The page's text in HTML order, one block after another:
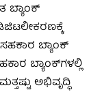
ಬ್ಯಾಂಕ್
ಬ್ಯಾಂಕ್‌
ಬ್ಯಾಂಕ್‌ಗಳಲ್ಲಿ
ಅಭಿವೃದ್ಧಿ